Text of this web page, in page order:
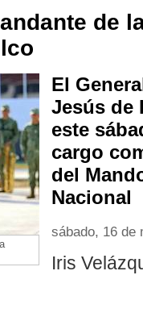
de
El
Jesús de
este
cargo
del
Nacional
sábado, 16 de
Iris